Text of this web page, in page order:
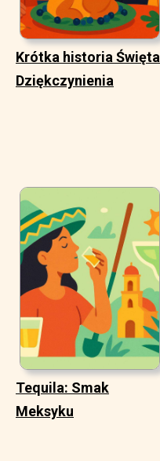
Krótka historia Święta
Dziękczynienia
Tequila: Smak
Meksyku